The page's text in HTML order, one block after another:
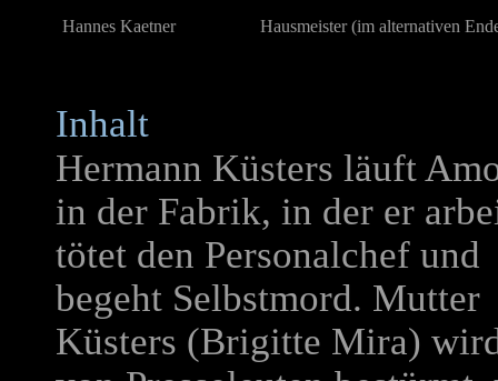
Hannes Kaetner
Hausmeister (im alternativen
Inhalt
Hermann Küsters läuft
in der Fabrik, in der er
tötet den Personalchef und
begeht Selbstmord. Mutter
Küsters (Brigitte Mira)